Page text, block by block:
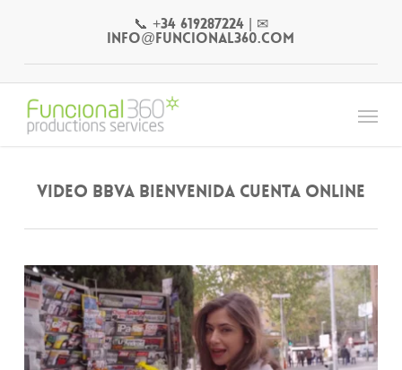
content
📞 +34 619287224| ✉
info@funcional360.com
Menu
VIDEO BBVA BIENVENIDA CUENTA ONLINE